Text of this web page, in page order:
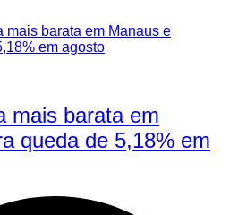
mais barata em
queda de 5,18% em